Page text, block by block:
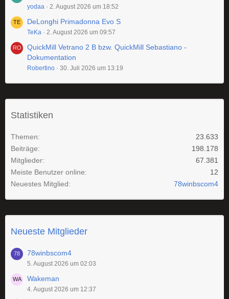
yodaa 2. August 2026 um 18:52
DeLonghi Primadonna Evo S
TeKa 2. August 2026 um 09:57
QuickMill Vetrano 2 B bzw. QuickMill Sebastiano -
Dokumentation
Robertino 30. Juli 2026 um 13:19
Statistiken
Themen
23.633
Beiträge
198.178
Mitglieder
67.381
Meiste Benutzer online
12
Neuestes Mitglied
78winbscom4
Neueste Mitglieder
78winbscom4
5. August 2026 um 02:03
Wakeman
4. August 2026 um 12:37